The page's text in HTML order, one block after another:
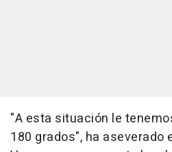
"A esta situación le
180 grados", ha aseverado